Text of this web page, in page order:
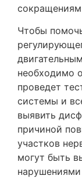
Чтобы
необходимо
проведет
системы и
выявить
причиной
участков
могут быть